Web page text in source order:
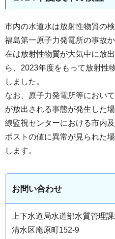
市内の水道水は放射性物質の
福島第一原子力発電所の事故
在は放射性物質が大気中に放
ら、2023年度をもって放射性
しました。
なお、原子力発電所等におい
が放出される事態が発生した
線監視センターにおける市内
ポストの値に異常が見られた
します。
お問い合わせ
上下水道局水道部水質管理
清水区庵原町152-9